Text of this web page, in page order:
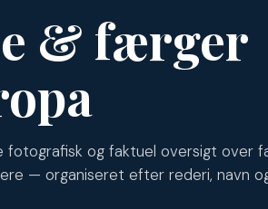
& færger
fotografisk og faktuel oversigt over
— organiseret efter rederi, navn